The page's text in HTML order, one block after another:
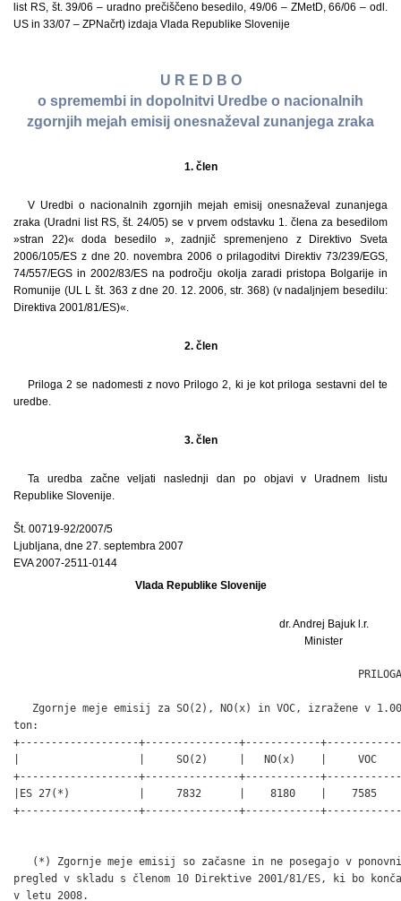
list RS, št. 39/06 – uradno prečiščeno besedilo, 49/06 – ZMetD, 66/06 – odl.
US in 33/07 – ZPNačrt) izdaja Vlada Republike Slovenije
U R E D B O
o spremembi in dopolnitvi Uredbe o nacionalnih
zgornjih mejah emisij onesnaževal zunanjega zraka
1. člen
V Uredbi o nacionalnih zgornjih mejah emisij onesnaževal zunanjega
zraka (Uradni list RS, št. 24/05) se v prvem odstavku 1. člena za besedilom
»stran 22)« doda besedilo », zadnjič spremenjeno z Direktivo Sveta
2006/105/ES z dne 20. novembra 2006 o prilagoditvi Direktiv 73/239/EGS,
74/557/EGS in 2002/83/ES na področju okolja zaradi pristopa Bolgarije in
Romunije (UL L št. 363 z dne 20. 12. 2006, str. 368) (v nadaljnjem besedilu:
Direktiva 2001/81/ES)«.
2. člen
Priloga 2 se nadomesti z novo Prilogo 2, ki je kot priloga sestavni del te
uredbe.
3. člen
Ta uredba začne veljati naslednji dan po objavi v Uradnem listu
Republike Slovenije.
Št. 00719-92/2007/5
Ljubljana, dne 27. septembra 2007
EVA 2007-2511-0144
Vlada Republike Slovenije
dr. Andrej Bajuk l.r.
Minister
Zgornje meje emisij za SO(2), NO(x) in VOC, izražene v
ton:
+-------------------+---------------+------------
|                   |     SO(2)     |   NO(x)    |     VOC
+-------------------+---------------+------------
|ES 27(*)           |     7832      |    8180    |    7585
+-------------------+---------------+------------
   (*) Zgornje meje emisij so začasne in ne posegajo v ponovni
pregled v skladu s členom 10 Direktive 2001/81/ES, ki bo